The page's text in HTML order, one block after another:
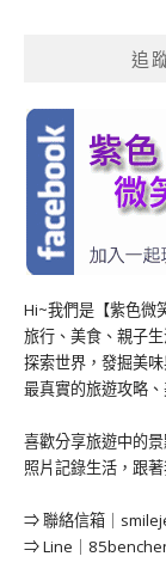
追
Hi~我們是【紫色微
旅行、美食、親子
探索世界，發掘美
最真實的旅遊攻略、
喜歡分享旅遊中的
照片記錄生活，跟
⇒ 聯絡信箱｜
⇒ Line｜